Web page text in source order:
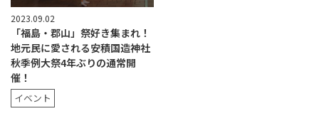
2023.09.02
「福島・郡山」祭好き集まれ！
地元民に愛される安積国造神社
秋季例大祭4年ぶりの通常開
催！
イベント